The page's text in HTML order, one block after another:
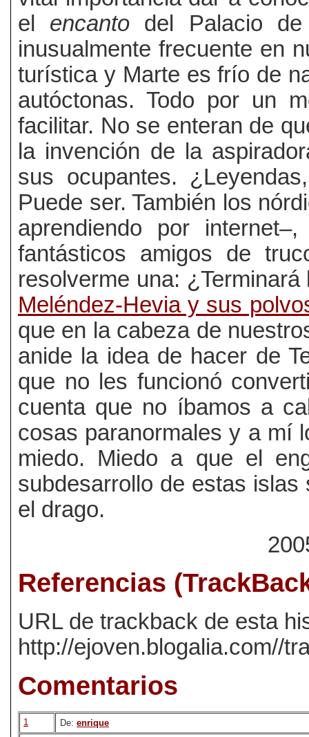
el encanto del Palacio
inusualmente frecuente en
turística y Marte es frío de
autóctonas. Todo por un
facilitar. No se enteran de
la invención de la
sus ocupantes.
Puede ser. También los
aprendiendo por
fantásticos amigos de
resolverme una:
Meléndez-Hevia y sus
que en la cabeza de
anide la idea de hacer de
que no les funcionó
cuenta que no íbamos a
cosas paranormales y a mí
miedo. Miedo a que el
subdesarrollo de estas
el drago.
Referencias
URL de trackback de esta
http://ejoven.blogalia.com//
Comentarios
1 De: enrique